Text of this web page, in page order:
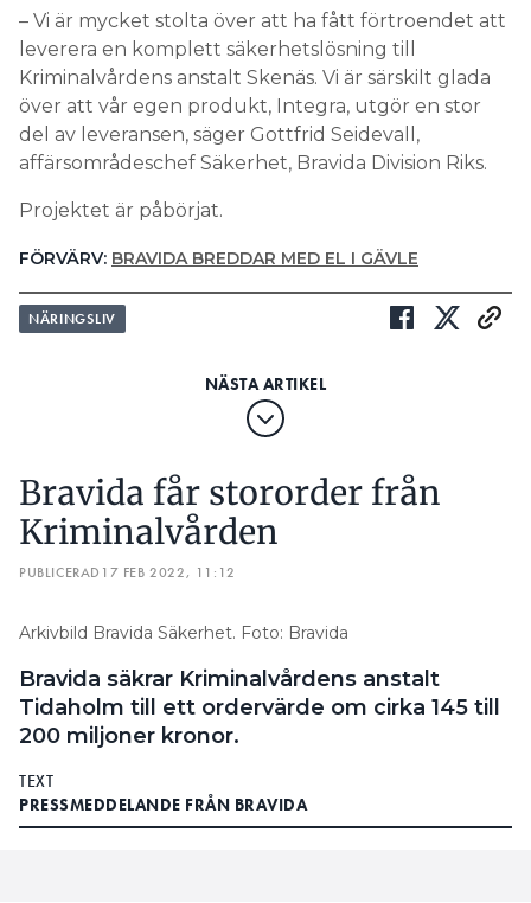
– Vi är mycket stolta över att ha fått förtroendet att
leverera en komplett säkerhetslösning till
Kriminalvårdens anstalt Skenäs. Vi är särskilt glada
över att vår egen produkt, Integra, utgör en stor
del av leveransen, säger Gottfrid Seidevall,
affärsområdeschef Säkerhet, Bravida Division Riks.
Projektet är påbörjat.
FÖRVÄRV: BRAVIDA BREDDAR MED EL I GÄVLE
NÄRINGSLIV
Bravida får stororder från
Kriminalvården
PUBLICERAD 17 FEB 2022, 11:12
Arkivbild Bravida Säkerhet. Foto: Bravida
Bravida säkrar Kriminalvårdens anstalt
Tidaholm till ett ordervärde om cirka 145 till
200 miljoner kronor.
TEXT
PRESSMEDDELANDE FRÅN BRAVIDA